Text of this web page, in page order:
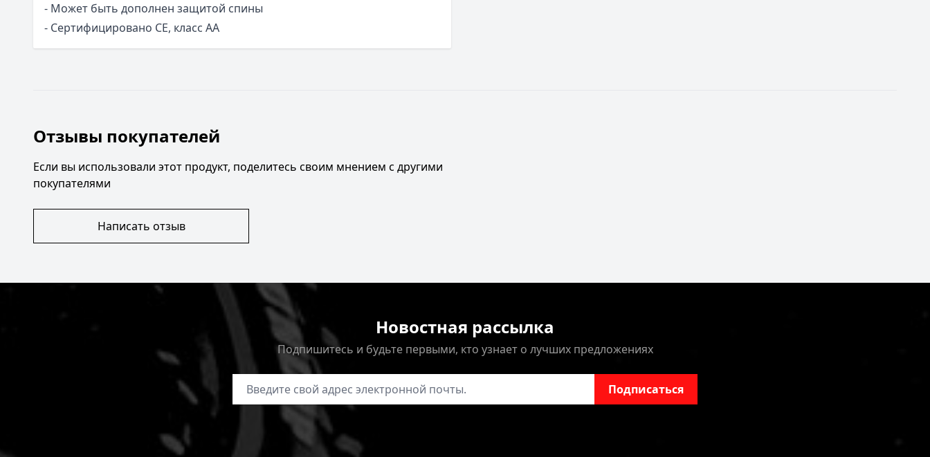
- Может быть дополнен защитой спины
- Сертифицировано CE, класс AA
Отзывы покупателей
Если вы использовали этот продукт, поделитесь своим мнением с другими
покупателями
Написать отзыв
Новостная рассылка
Подпишитесь и будьте первыми, кто узнает о лучших предложениях
Адрес электронной почты Подписаться